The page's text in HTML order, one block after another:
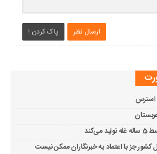
ارسال نظر پاک کردن !
استرس
جز با اعتماد به خبرنگاران ممکن نیست